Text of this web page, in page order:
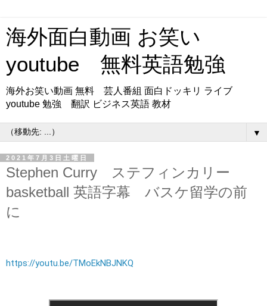
海外面白動画 お笑い
youtube 無料英語勉強
海外お笑い動画 無料 芸人番組 面白ドッキリ ライブ
youtube 勉強 翻訳 ビジネス英語 教材
▼
2021年7月3日土曜日
Stephen Curry ステフィンカリー
basketball 英語字幕 バスケ留学の前
に
https://youtu.be/TMoEkNBJNKQ